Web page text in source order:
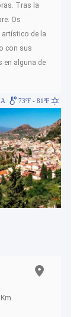
Tras la
Os
de la
con sus
en alguna de
73ºF - 81ºF